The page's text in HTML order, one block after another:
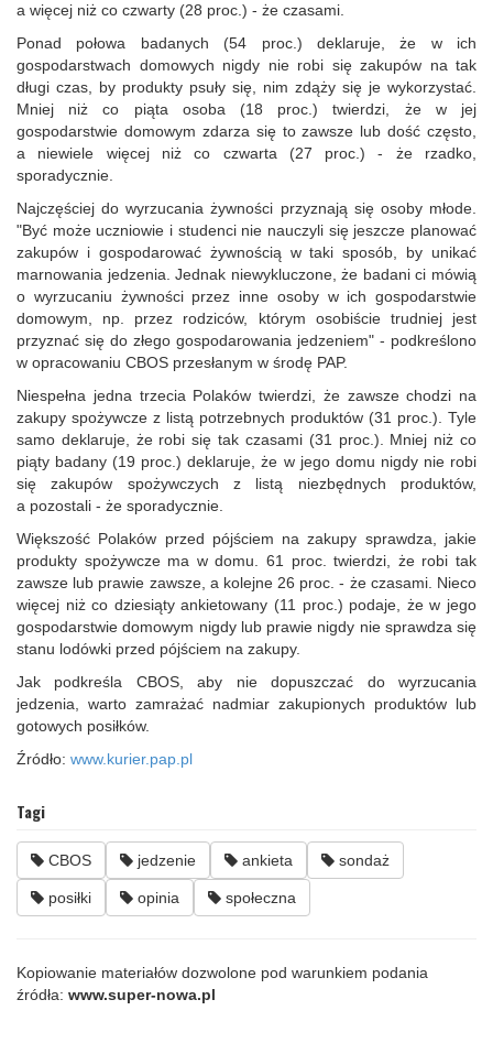
a więcej niż co czwarty (28 proc.) - że czasami.
Ponad połowa badanych (54 proc.) deklaruje, że w ich
gospodarstwach domowych nigdy nie robi się zakupów na tak
długi czas, by produkty psuły się, nim zdąży się je wykorzystać.
Mniej niż co piąta osoba (18 proc.) twierdzi, że w jej
gospodarstwie domowym zdarza się to zawsze lub dość często,
a niewiele więcej niż co czwarta (27 proc.) - że rzadko,
sporadycznie.
Najczęściej do wyrzucania żywności przyznają się osoby młode.
"Być może uczniowie i studenci nie nauczyli się jeszcze planować
zakupów i gospodarować żywnością w taki sposób, by unikać
marnowania jedzenia. Jednak niewykluczone, że badani ci mówią
o wyrzucaniu żywności przez inne osoby w ich gospodarstwie
domowym, np. przez rodziców, którym osobiście trudniej jest
przyznać się do złego gospodarowania jedzeniem" - podkreślono
w opracowaniu CBOS przesłanym w środę PAP.
Niespełna jedna trzecia Polaków twierdzi, że zawsze chodzi na
zakupy spożywcze z listą potrzebnych produktów (31 proc.). Tyle
samo deklaruje, że robi się tak czasami (31 proc.). Mniej niż co
piąty badany (19 proc.) deklaruje, że w jego domu nigdy nie robi
się zakupów spożywczych z listą niezbędnych produktów,
a pozostali - że sporadycznie.
Większość Polaków przed pójściem na zakupy sprawdza, jakie
produkty spożywcze ma w domu. 61 proc. twierdzi, że robi tak
zawsze lub prawie zawsze, a kolejne 26 proc. - że czasami. Nieco
więcej niż co dziesiąty ankietowany (11 proc.) podaje, że w jego
gospodarstwie domowym nigdy lub prawie nigdy nie sprawdza się
stanu lodówki przed pójściem na zakupy.
Jak podkreśla CBOS, aby nie dopuszczać do wyrzucania
jedzenia, warto zamrażać nadmiar zakupionych produktów lub
gotowych posiłków.
Źródło: www.kurier.pap.pl
Tagi
CBOS jedzenie ankieta sondaż
posiłki opinia społeczna
Kopiowanie materiałów dozwolone pod warunkiem podania
źródła: www.super-nowa.pl